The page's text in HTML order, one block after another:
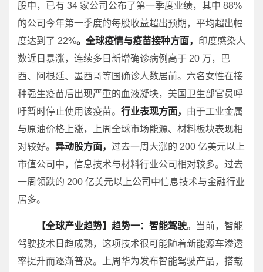
股中，已有 34 家公司公布了第一季度业绩，其中 88%
的公司今年第一季度的每股收益超出预期，平均超出幅
度达到了 22%。全球疫情与疫苗接种方面， 印度感染人
数近日暴涨，连续多日新增确诊病例高于 20 万，巴
西、阿根廷、墨西哥等国确诊人数居前。六名女性在接
种强生疫苗后出现严重的血液凝块，美国卫生部官员呼
吁暂时停止使用该疫苗。 行业表现方面， 由于工业金属
与原油价格上涨，上周全球市场能源、材料板块表现相
对较好。 异动股方面， 过去一周大涨的 200 亿美元以上
市值公司中，信息技术与材料行业公司相对较多。过去
一周领跌的 200 亿美元以上公司中信息技术与金融行业
居多。
【全球产业趋势】 趋势一： 智能驾驶。当前，智能
驾驶技术日趋成熟，这项技术很可能随着新能源车渗透
率提升而逐渐普及。上周华为发布智能驾驶产品，搭载